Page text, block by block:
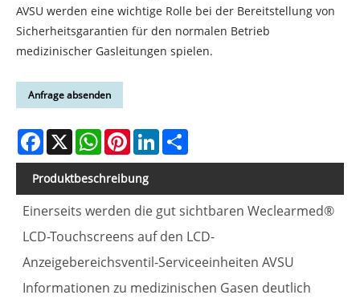
AVSU werden eine wichtige Rolle bei der Bereitstellung von
Sicherheitsgarantien für den normalen Betrieb
medizinischer Gasleitungen spielen.
Anfrage absenden
Facebook
X WhatsAppPinterestLinkedIn
Produktbeschreibung
Einerseits werden die gut sichtbaren Weclearmed®
LCD-Touchscreens auf den LCD-
Anzeigebereichsventil-Serviceeinheiten AVSU
Informationen zu medizinischen Gasen deutlich